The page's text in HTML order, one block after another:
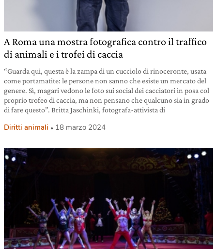
A Roma una mostra fotografica contro il traffico
di animali e i trofei di caccia
“Guarda qui, questa è la zampa di un cucciolo di rinoceronte, usata
come portamatite: le persone non sanno che esiste un mercato del
genere. Sì, magari vedono le foto sui social dei cacciatori in posa col
proprio trofeo di caccia, ma non pensano che qualcuno sia in grado
di fare questo”. Britta Jaschinki, fotografa-attivista di
Diritti animali 18 marzo 2024